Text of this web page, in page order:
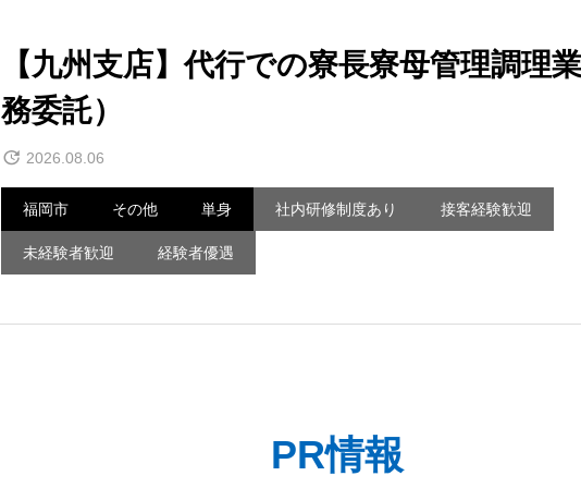
【九州支店】代行での寮長寮母管理調理
務委託）
2026.08.06
福岡市 その他 単身 社内研修制度あり 接客経験歓迎
未経験者歓迎 経験者優遇
PR情報